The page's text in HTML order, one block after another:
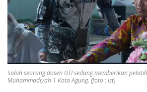
Salah seorang dosen UTI sedang memberikan
Muhammadiyah 1 Kota Agung. (foto : ist)